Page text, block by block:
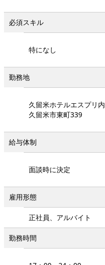
必須スキル
特になし
勤務地
久留米ホテルエスプリ内
久留米市東町339
給与体制
面談時に決定
雇用形態
正社員、アルバイト
勤務時間